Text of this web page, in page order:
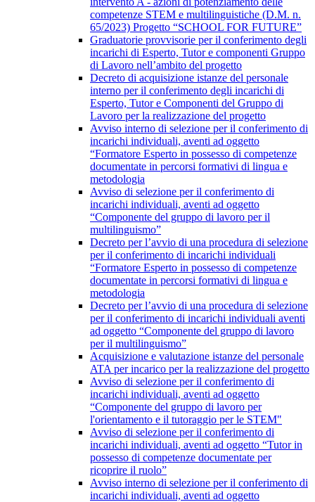
competenze STEM e multilinguistiche (D.M. n.
65/2023) Progetto “SCHOOL FOR FUTURE”
Graduatorie provvisorie per il conferimento degli
incarichi di Esperto, Tutor e componenti Gruppo
di Lavoro nell’ambito del progetto
Decreto di acquisizione istanze del personale
interno per il conferimento degli incarichi di
Esperto, Tutor e Componenti del Gruppo di
Lavoro per la realizzazione del progetto
Avviso interno di selezione per il conferimento di
incarichi individuali, aventi ad oggetto
“Formatore Esperto in possesso di competenze
documentate in percorsi formativi di lingua e
metodologia
Avviso di selezione per il conferimento di
incarichi individuali, aventi ad oggetto
“Componente del gruppo di lavoro per il
multilinguismo”
Decreto per l’avvio di una procedura di selezione
per il conferimento di incarichi individuali
“Formatore Esperto in possesso di competenze
documentate in percorsi formativi di lingua e
metodologia
Decreto per l’avvio di una procedura di selezione
per il conferimento di incarichi individuali aventi
ad oggetto “Componente del gruppo di lavoro
per il multilinguismo”
Acquisizione e valutazione istanze del personale
ATA per incarico per la realizzazione del progetto
Avviso di selezione per il conferimento di
incarichi individuali, aventi ad oggetto
“Componente del gruppo di lavoro per
l'orientamento e il tutoraggio per le STEM"
Avviso di selezione per il conferimento di
incarichi individuali, aventi ad oggetto “Tutor in
possesso di competenze documentate per
ricoprire il ruolo”
Avviso interno di selezione per il conferimento di
incarichi individuali, aventi ad oggetto